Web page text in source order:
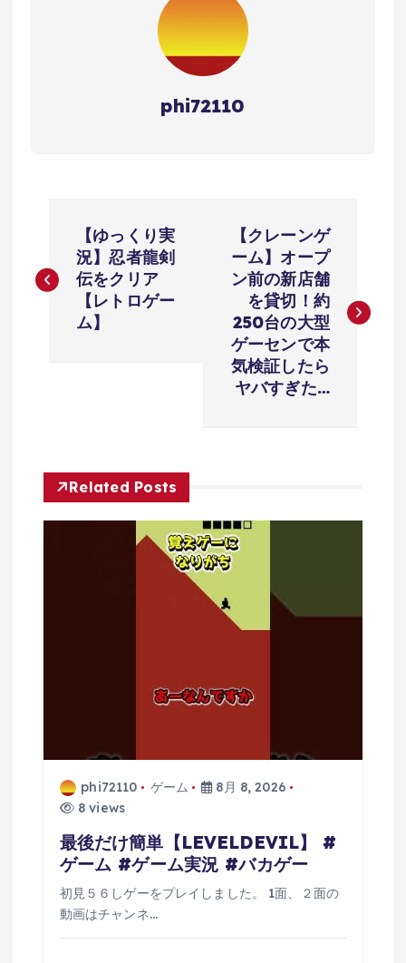
phi72110
稿
シ
ョ
【ゆっくり実
況】忍者龍剣
伝をクリア
【レトロゲー
ム】
【クレーンゲ
ーム】オープ
ン前の新店舗
を貸切！約
250台の大型
ゲーセンで本
気検証したら
ヤバすぎた…
Related Posts
phi72110 ゲーム
8月 8, 2026
8 views
最後だけ簡単【LEVELDEVIL】 #
ゲーム #ゲーム実況 #バカゲー
初見５６しゲーをプレイしました。 1面、２面の
動画はチャンネ…